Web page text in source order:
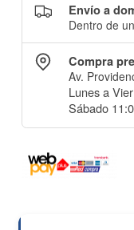
Envío a
Dentro de
Compra
Av.
Lunes a
Sábado